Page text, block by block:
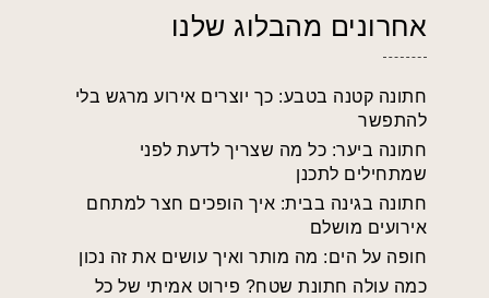
אחרונים מהבלוג שלנו
חתונה קטנה בטבע: כך יוצרים אירוע מרגש בלי
להתפשר
חתונה ביער: כל מה שצריך לדעת לפני
שמתחילים לתכנן
חתונה בגינה בבית: איך הופכים חצר למתחם
אירועים מושלם
חופה על הים: מה מותר ואיך עושים את זה נכון
כמה עולה חתונת שטח? פירוט אמיתי של כל